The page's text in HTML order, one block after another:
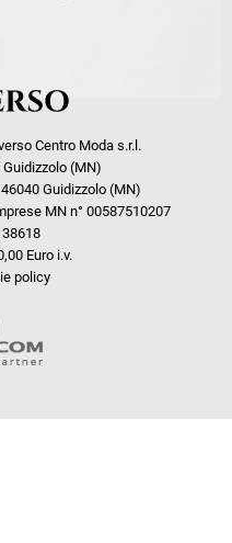
Centro Moda s.r.l.
(MN)
Guidizzolo (MN)
MN n° 00587510207
Euro i.v.
policy